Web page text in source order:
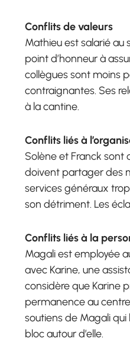
Conflits de valeurs
Mathieu est salarié au
point d’honneur à
collègues sont moins
contraignantes. Ses
à la cantine.
Conflits liés à
Solène et Franck sont
doivent partager des
services généraux
son détriment. Les
Conflits liés à la
Magali est employée
avec Karine, une
considère que Karine
permanence au
soutiens de Magali qui
bloc autour d’elle.